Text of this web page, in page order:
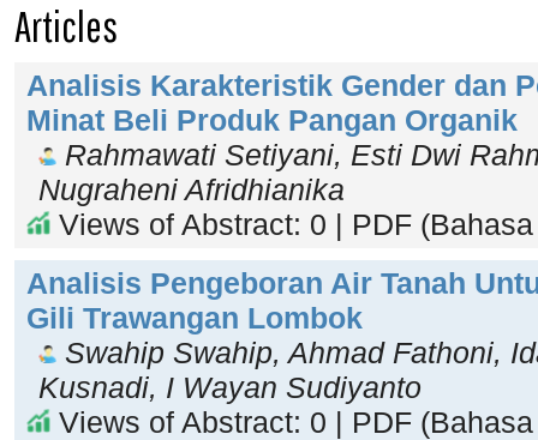
Articles
Analisis Karakteristik Gender dan
Minat Beli Produk Pangan Organik
Rahmawati Setiyani, Esti Dwi
Nugraheni Afridhianika
Views of Abstract: 0 | PDF
Analisis Pengeboran Air Tanah
Gili Trawangan Lombok
Swahip Swahip, Ahmad Fathoni,
Kusnadi, I Wayan Sudiyanto
Views of Abstract: 0 | PDF